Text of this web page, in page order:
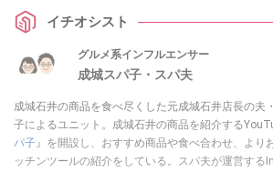
のポイントを紹介してくれました。
イチオシスト
グルメ系インフルエンサー
成城スパ子・スパ夫
成城石井の商品を食べ尽くした元成城石井店長の夫
子によるユニット。成城石井の商品を紹介する
パ子』を開設し、おすすめ商品や食べ合わせ、より
ッチンツールの紹介をしている。スパ夫が運営する